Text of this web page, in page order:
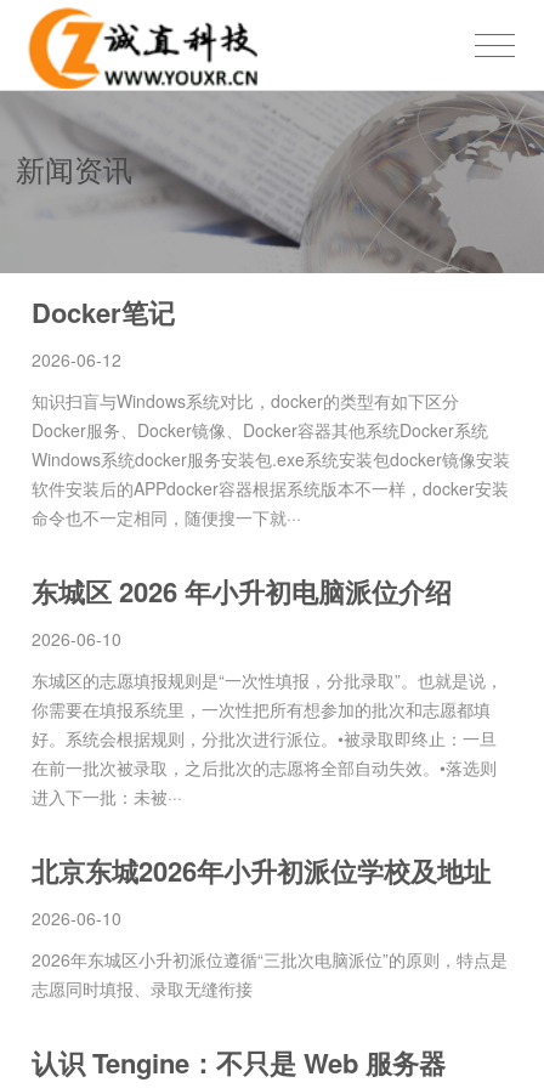
新闻资讯
Docker笔记
2026-06-12
知识扫盲与Windows系统对比，docker的类型有如下区分
Docker服务、Docker镜像、Docker容器其他系统Docker系统
Windows系统docker服务安装包.exe系统安装包docker镜像安装
软件安装后的APPdocker容器根据系统版本不一样，docker安装
命令也不一定相同，随便搜一下就···
东城区 2026 年小升初电脑派位介绍
2026-06-10
东城区的志愿填报规则是“一次性填报，分批录取”。也就是说，
你需要在填报系统里，一次性把所有想参加的批次和志愿都填
好。系统会根据规则，分批次进行派位。•被录取即终止：一旦
在前一批次被录取，之后批次的志愿将全部自动失效。•落选则
进入下一批：未被···
北京东城2026年小升初派位学校及地址
2026-06-10
2026年东城区小升初派位遵循“三批次电脑派位”的原则，特点是
志愿同时填报、录取无缝衔接
认识 Tengine：不只是 Web 服务器